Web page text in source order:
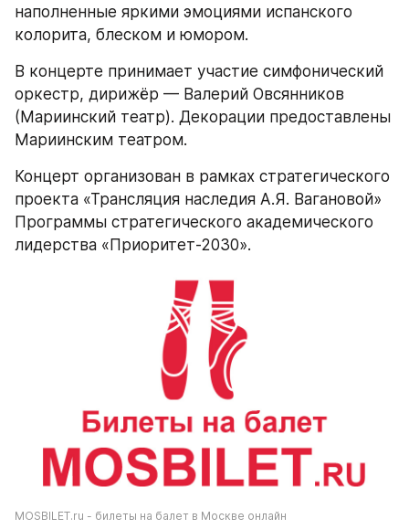
наполненные яркими эмоциями испанского
колорита, блеском и юмором.
В концерте принимает участие симфонический
оркестр, дирижёр — Валерий Овсянников
(Мариинский театр). Декорации предоставлены
Мариинским театром.
Концерт организован в рамках стратегического
проекта «Трансляция наследия А.Я. Вагановой»
Программы стратегического академического
лидерства «Приоритет-2030».
MOSBILET.ru - билеты на балет в Москве онлайн